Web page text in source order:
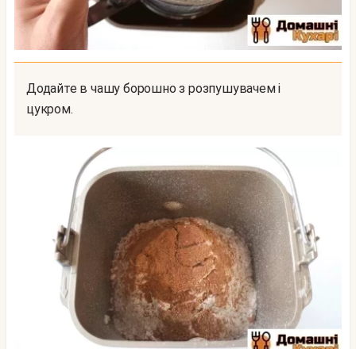
Додайте в чашу борошно з розпушувачем і
цукром.